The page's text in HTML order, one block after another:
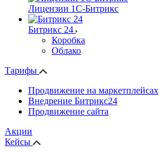
Лицензии 1С-Битрикс
Битрикс 24
Коробка
Облако
Тарифы
Продвижение на маркетплейсах
Внедрение Битрикс24
Продвижение сайта
Акции
Кейсы